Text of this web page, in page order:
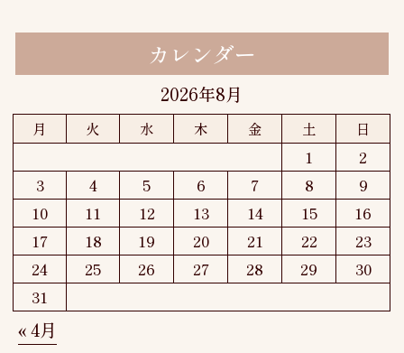
カレンダー
2026年8月
月 火 水 木 金 土 日
1
2
3
4 5 6 7 8
9
10
11 12 13 14 15
16
17
18 19 20 21 22
23
24
25 26 27 28 29
30
31
« 4月